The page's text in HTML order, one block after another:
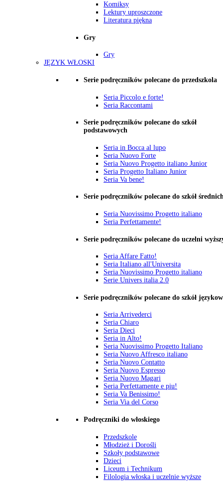
Komiksy
Lektury uproszczone
Literatura piękna
Gry
Gry
JĘZYK WŁOSKI
Serie podręczników polecane do przedszkola
Seria Piccolo e forte!
Seria Raccontami
Serie podręczników polecane do szkół
podstawowych
Seria in Bocca al lupo
Seria Nuovo Forte
Seria Nuovo Progetto italiano Junior
Seria Progetto Italiano Junior
Seria Va bene!
Serie podręczników polecane do szkół
Seria Nuovissimo Progetto italiano
Seria Perfettamente!
Serie podręczników polecane do uczelni
Seria Affare Fatto!
Seria Italiano all'Universita
Seria Nuovissimo Progetto italiano
Serie Univers italia 2.0
Serie podręczników polecane do szkół
Seria Arrivederci
Seria Chiaro
Seria Dieci
Seria in Alto!
Seria Nuovissimo Progetto Italiano
Seria Nuovo Affresco italiano
Seria Nuovo Contatto
Seria Nuovo Espresso
Seria Nuovo Magari
Seria Perfettamente e piu!
Seria Va Benissimo!
Seria Via del Corso
Podręczniki do włoskiego
Przedszkole
Młodzież i Dorośli
Szkoły podstawowe
Dzieci
Liceum i Technikum
Filologia włoska i uczelnie wyższe